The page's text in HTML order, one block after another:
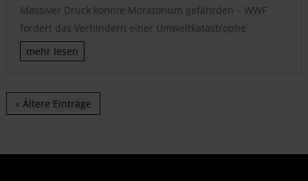
Massiver Druck könnte Moratorium gefährden – WWF
fordert das Verhindern einer Umweltkatastrophe
mehr lesen
« Ältere Einträge